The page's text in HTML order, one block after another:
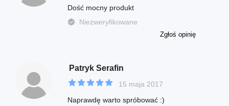
Dość mocny produkt
Niezweryfikowane
Zgłoś opinię
Patryk Serafin
15 maja 2017
Naprawdę warto spróbować :)